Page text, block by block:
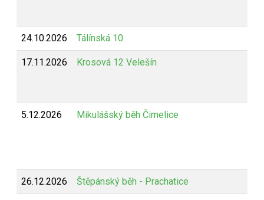
24.10.2026 Tálínská 10
17.11.2026 Krosová 12 Velešín
5.12.2026 Mikulášský běh Čimelice
26.12.2026 Štěpánský běh - Prachatice